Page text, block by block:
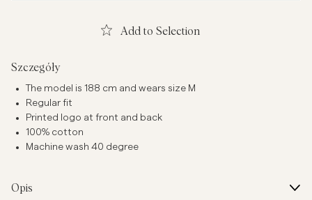
Add to Selection
Szczegóły
The model is 188 cm and wears size M
Regular fit
Printed logo at front and back
100% cotton
Machine wash 40 degree
Opis